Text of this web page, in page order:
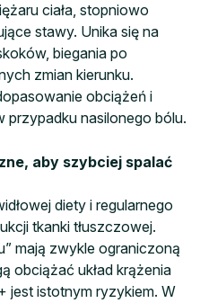
ciała, stopniowo
stawy. Unika się na
biegania po
zmian kierunku.
obciążeń i
przypadku nasilonego bólu.
aby szybciej spalać
diety i regularnego
tkanki tłuszczowej.
mają zwykle ograniczoną
obciążać układ krążenia
jest istotnym ryzykiem. W